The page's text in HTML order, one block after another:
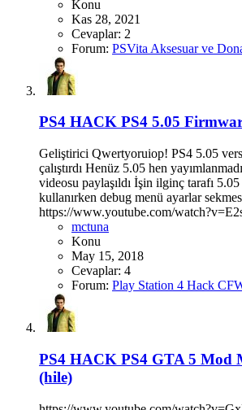
Konu
Kas 28, 2021
Cevaplar: 2
Forum: PSVita Aksesuar ve
PS4 HACK PS4 5.05
Geliştirici Qwertyoruiop! PS4 5.05
çalıştırdı Henüz 5.05 hen
videosu paylaşıldı İşin ilginç tarafı
kullanırken debug menü ayarlar
https://www.youtube.com/
mctuna
Konu
May 15, 2018
Cevaplar: 4
Forum: Play Station 4 Hack
PS4 HACK PS4 GTA 5 Mod
(hile)